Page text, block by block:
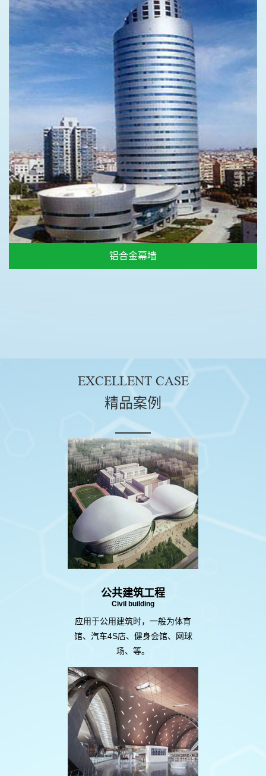
铝合金幕墙
EXCELLENT CASE
精品案例
公共建筑工程
Civil building
应用于公用建筑时，一般为体育
馆、汽车4S店、健身会馆、网球
场、等。